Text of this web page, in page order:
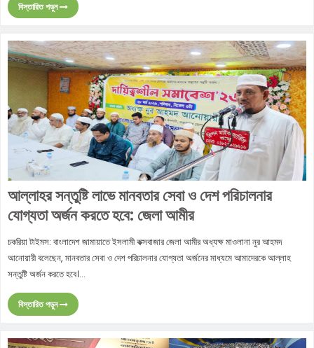
বিস্তারিত পড়ুন
আল্লাহর সন্তুষ্টি লাভে মানবতার সেবা ও দেশ পরিচালনার
যোগ্যতা অর্জন করতে হবে: জেলা আমীর
চকরিয়া টাইমস: বাংলাদেশ জামায়াতে ইসলামী কক্সবাজার জেলা আমীর অধ্যক্ষ মাওলানা নুর আহমদ
আনোয়ারী বলেছেন, মানবতার সেবা ও দেশ পরিচালনার যোগ্যতা অর্জনের মাধ্যমে আমাদেরকে আল্লাহ
সন্তুষ্টি অর্জন করতে হবে।...
বিস্তারিত পড়ুন